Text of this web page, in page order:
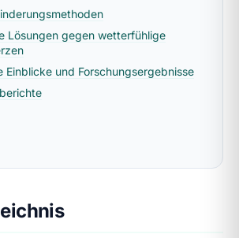
Lösungen gegen wetterfühlige
Einblicke und Forschungsergebnisse